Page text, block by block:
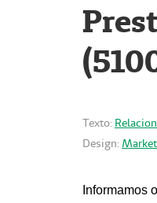
Texto:
Design:
Informamos